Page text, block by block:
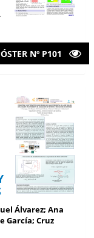
Nº P101
Álvarez; Ana
García; Cruz